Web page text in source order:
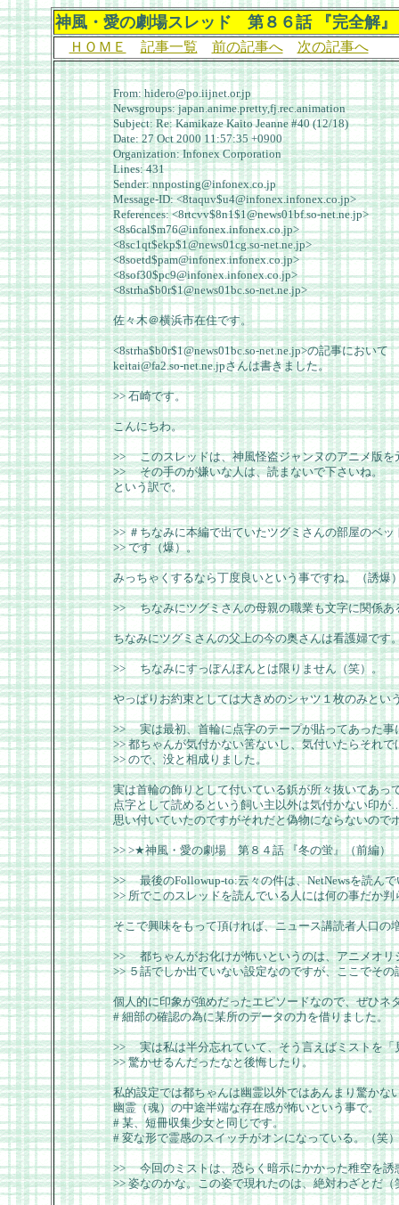
神風・愛の劇場スレッド 第８６話 『完全解』
ＨＯＭＥ 記事一覧 前の記事へ 次の記事へ
From: hidero@po.iijnet.or.jp
Newsgroups: japan.anime.pretty,fj.rec.animation
Subject: Re: Kamikaze Kaito Jeanne #40 (12/18)
Date: 27 Oct 2000 11:57:35 +0900
Organization: Infonex Corporation
Lines: 431
Sender: nnposting@infonex.co.jp
Message-ID: <8taquv$u4@infonex.infonex.co.jp>
References: <8rtcvv$8n1$1@news01bf.so-net.ne.jp>
<8s6cal$m76@infonex.infonex.co.jp>
<8sc1qt$ekp$1@news01cg.so-net.ne.jp>
<8soetd$pam@infonex.infonex.co.jp>
<8sof30$pc9@infonex.infonex.co.jp>
<8strha$b0r$1@news01bc.so-net.ne.jp>
佐々木＠横浜市在住です。
<8strha$b0r$1@news01bc.so-net.ne.jp>の記事において
keitai@fa2.so-net.ne.jpさんは書きました。
>> 石崎です。
こんにちわ。
>> このスレッドは、神風怪盗ジャンヌのアニメ版を
>> その手のが嫌いな人は、読まないで下さいね。
という訳で。
>> ＃ちなみに本編で出ていたツグミさんの部屋のベ
>> です（爆）。
みっちゃくするなら丁度良いという事ですね。（誘爆
>> ちなみにツグミさんの母親の職業も文字に関係あ
ちなみにツグミさんの父上の今の奥さんは看護婦です
>> ちなみにすっぽんぽんとは限りません（笑）。
やっぱりお約束としては大きめのシャツ１枚のみとい
>> 実は最初、首輪に点字のテープが貼ってあった事
>> 都ちゃんが気付かない筈ないし、気付いたらそれ
>> ので、没と相成りました。
実は首輪の飾りとして付いている鋲が所々抜いてあっ
点字として読めるという飼い主以外は気付かない印
思い付いていたのですがそれだと偽物にならないので
>> >★神風・愛の劇場 第８４話 『冬の蛍』（前編）
>> 最後のFollowup-to:云々の件は、NetNewsを読ん
>> 所でこのスレッドを読んでいる人には何の事だか
そこで興味をもって頂ければ、ニュース講読者人口の
>> 都ちゃんがお化けが怖いというのは、アニメオリ
>> ５話でしか出ていない設定なのですが、ここでそ
個人的に印象が強めだったエピソードなので、ぜひネ
# 細部の確認の為に某所のデータの力を借りました。
>> 実は私は半分忘れていて、そう言えばミストを「
>> 驚かせるんだったなと後悔したり。
私的設定では都ちゃんは幽霊以外ではあんまり驚かな
幽霊（魂）の中途半端な存在感が怖いという事で。
# 某、短冊収集少女と同じです。
# 変な形で霊感のスイッチがオンになっている。（笑
>> 今回のミストは、恐らく暗示にかかった稚空を誘
>> 姿なのかな。この姿で現れたのは、絶対わざとだ（